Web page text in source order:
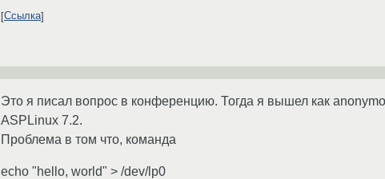
Ссылка
Это я писал вопрос в конференцию. Тогда я вышел как
ASPLinux 7.2.
Проблема в том что, команда
echo "hello, world" > /dev/lp0